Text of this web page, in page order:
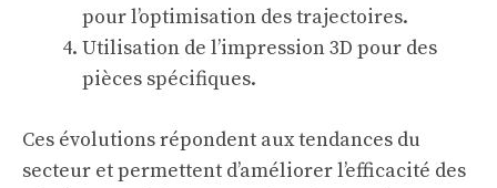
pour l’optimisation des trajectoires.
Utilisation de l’impression 3D pour des
pièces spécifiques.
Ces évolutions répondent auxtendances du
secteur et permettent d’améliorer l’efficacité des